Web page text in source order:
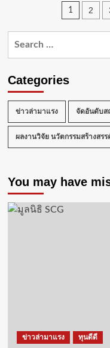
มทร.กรุงเทพ
พิธี
อุปสมบท
ณ
บวร
วิหาร
Posts
1 2
Categories
ข่าวล่ามาแรง จัดอันดับส
ผลงานวิจัย นวัตกรรมสร้างสรร
You may have
ข่าวล่ามาแรง ทุนดีดี